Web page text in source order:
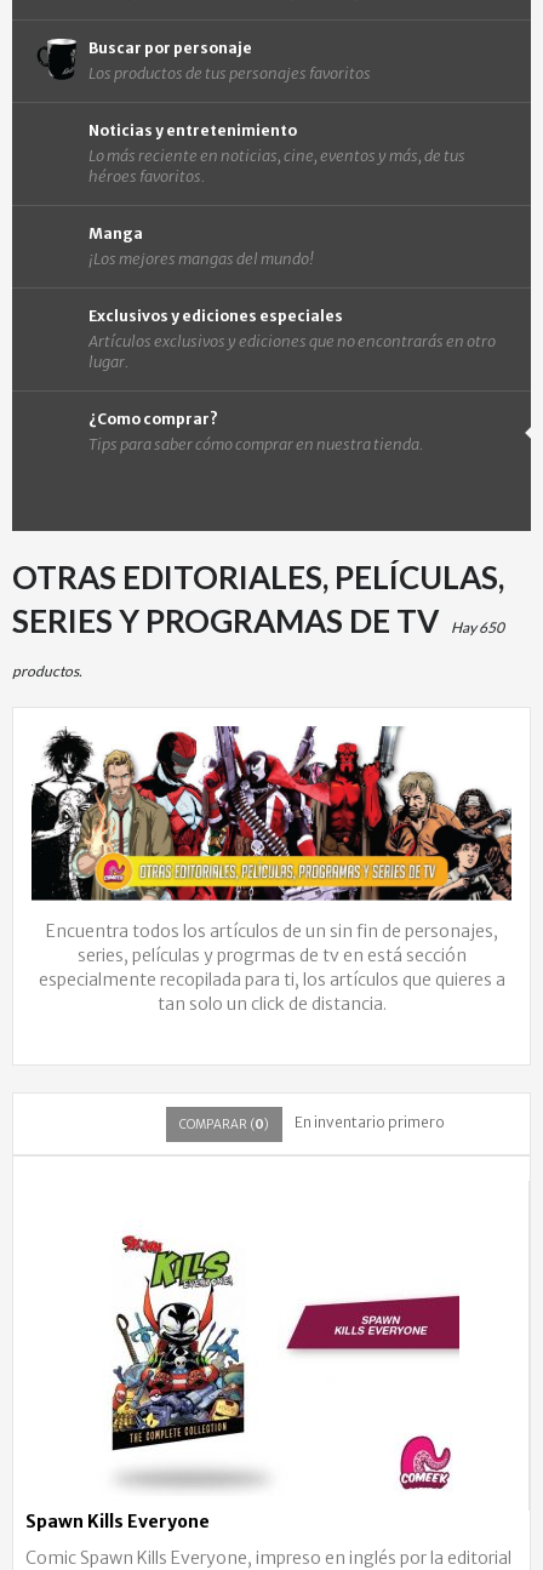
Buscar por personaje
Los productos de tus personajes favoritos
Noticias y entretenimiento
Lo más reciente en noticias, cine, eventos y más, de tus
héroes favoritos.
Manga
¡Los mejores mangas del mundo!
Exclusivos y ediciones especiales
Artículos exclusivos y ediciones que no encontrarás en otro
lugar.
¿Como comprar?
Tips para saber cómo comprar en nuestra tienda.
OTRAS EDITORIALES, PELÍCULAS,
SERIES Y PROGRAMAS DE TV
Hay 650
productos.
Encuentra todos los artículos de un sin fin de personajes,
series, películas y progrmas de tv en está sección
especialmente recopilada para ti, los artículos que quieres a
tan solo un click de distancia.
En inventario primero
COMPARAR (0)
Spawn Kills Everyone
Comic Spawn Kills Everyone, impreso en inglés por la editorial